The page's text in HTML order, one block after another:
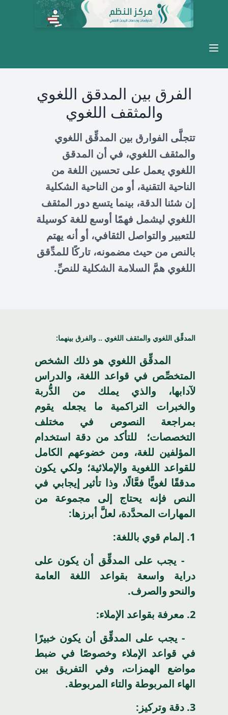
Open main menu
الفرق بين المدقق اللغوي
والمثقف اللغوي
تتجلَّى الفوارق بين المدقِّق اللغوي
والمثقف اللغوي، في أن المدقق
اللغوي يعمل على تحسين اللغة من
الناحية التقنية، أو من الناحية الشكلية
إن شئنا الدقة، بينما يتسع دور المثقف
اللغوي ليشمل فهمًا أوسع للغة كوسيلة
للتعبير والتواصل الثقافي، أو أنه يهتم
بالنص من حيث مضمونه، تاركًا للمدِّقق
اللغوي همَّ السلامة الشكلية للنصِّ.
المدقِّق اللغوي والمثقف اللغوي .. والفرق بينهما:
المدقِّق اللغوي هو ذلك الشخص
المتخصِّص في قواعد اللغة، والدراس
لآدابها، والذي يملك من الدُّربة
والخبرات التراكمية ما يجعله يقوم
بمراجعة النصوص في مختلف
التخصصات؛ للتأكد من دقة استخدام
المؤلفين للغة، ومن خضوعهم الكامل
للقواعد اللغوية والإملائية؛ ولكي يكون
مدققًا لغويًّا فعَّالًا، وذا تأثير إيجابي في
النص فإنه يحتاج إلى مجموعة من
المهارات المحدَّدة، لعلَّ أبرزها:
1. إلمام قوي باللغة:
- يجب على المدقِّق أن يكون على
دراية واسعة بقواعد اللغة العامة
والنحو والصرف.
2. معرفة بقواعد الإملاء:
- يجب على المدقِّق أن يكون خبيرًا
في قواعد الإملاء وخصوصًا في ضبط
مواضع الهمزات، وفي التفريق بين
الهاء المربوطة والتاء المربوطة.
3. دقة وتركيز: